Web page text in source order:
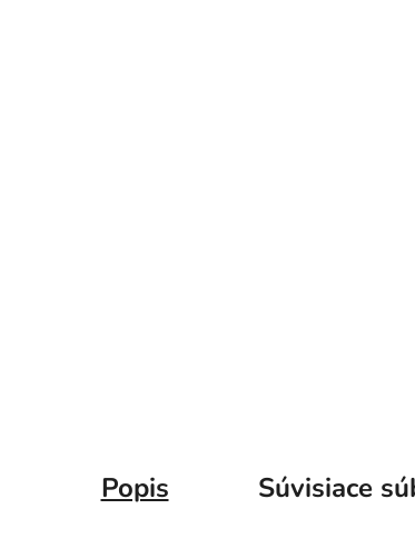
Popis Súvisiace